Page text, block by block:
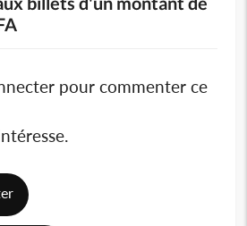
pour commenter ce